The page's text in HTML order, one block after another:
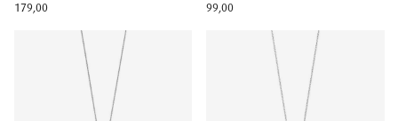
179,00
99,00